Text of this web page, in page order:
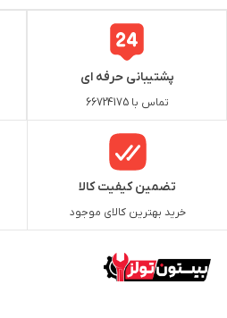
پشتیبانی حرفه ای
تماس با 66724175
تضمین کیفیت کالا
خرید بهترین کالای موجود